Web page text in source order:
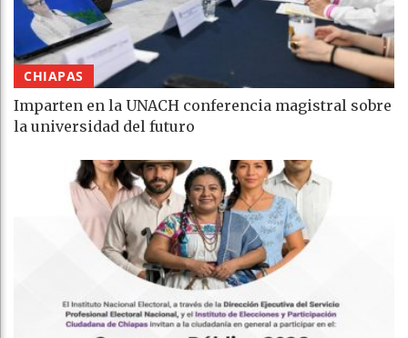
CHIAPAS
Imparten en la UNACH conferencia magistral sobre
la universidad del futuro